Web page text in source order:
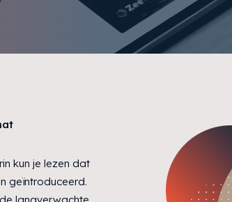
kun je lezen dat
geïntroduceerd.
langverwachte